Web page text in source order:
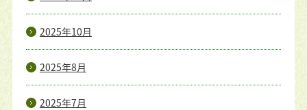
2025年10月
2025年8月
2025年7月